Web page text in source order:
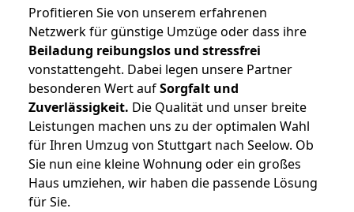
Profitieren Sie von unserem erfahrenen
Netzwerk für günstige Umzüge oder dass ihre
Beiladung reibungslos und stressfrei
vonstattengeht. Dabei legen unsere Partner
besonderen Wert aufSorgfalt und
Zuverlässigkeit. Die Qualität und unser breite
Leistungen machen uns zu der optimalen Wahl
für Ihren Umzug von Stuttgart nach Seelow. Ob
Sie nun eine kleine Wohnung oder ein großes
Haus umziehen, wir haben die passende Lösung
für Sie.